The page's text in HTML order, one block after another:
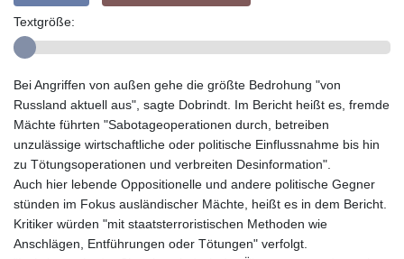
Textgröße:
Bei Angriffen von außen gehe die größte Bedrohung "von
Russland aktuell aus", sagte Dobrindt. Im Bericht heißt es, fremde
Mächte führten "Sabotageoperationen durch, betreiben
unzulässige wirtschaftliche oder politische Einflussnahme bis hin
zu Tötungsoperationen und verbreiten Desinformation".
Auch hier lebende Oppositionelle und andere politische Gegner
stünden im Fokus ausländischer Mächte, heißt es in dem Bericht.
Kritiker würden "mit staatsterroristischen Methoden wie
Anschlägen, Entführungen oder Tötungen" verfolgt.